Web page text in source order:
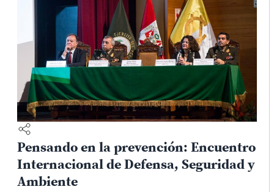
Pensando en la prevención: Encuentro
Internacional de Defensa, Seguridad y
Ambiente